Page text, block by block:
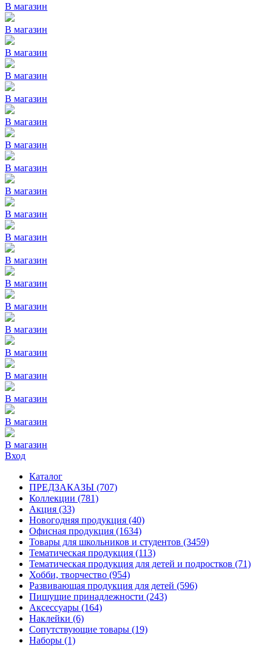
В магазин
В магазин
В магазин
В магазин
В магазин
В магазин
В магазин
В магазин
В магазин
В магазин
В магазин
В магазин
В магазин
В магазин
В магазин
В магазин
В магазин
В магазин
В магазин
В магазин
Вход
Каталог
ПРЕДЗАКАЗЫ (707)
Коллекции (781)
Акция (33)
Новогодняя продукция (40)
Офисная продукция (1634)
Товары для школьников и студентов (3459)
Тематическая продукция (113)
Тематическая продукция для детей и подростков (71)
Хобби, творчество (954)
Развивающая продукция для детей (596)
Пишущие принадлежности (243)
Аксессуары (164)
Наклейки (6)
Сопутствующие товары (19)
Наборы (1)